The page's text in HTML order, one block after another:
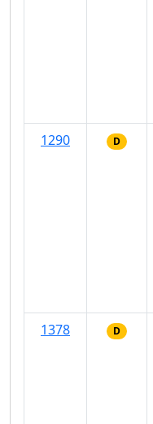
1290
D
1378
D